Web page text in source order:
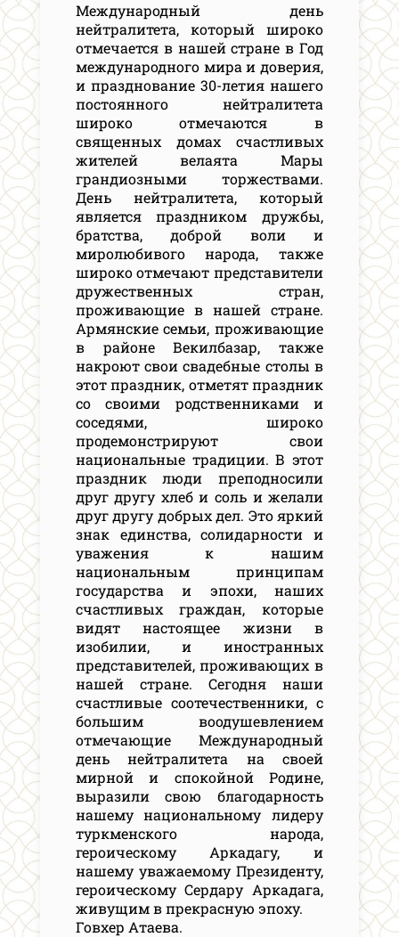
Международный день
нейтралитета, который широко
отмечается в нашей стране в Год
международного мира и доверия,
и празднование 30-летия нашего
постоянного нейтралитета
широко отмечаются в
священных домах счастливых
жителей велаята Мары
грандиозными торжествами.
День нейтралитета, который
является праздником дружбы,
братства, доброй воли и
миролюбивого народа, также
широко отмечают представители
дружественных стран,
проживающие в нашей стране.
Армянские семьи, проживающие
в районе Векилбазар, также
накроют свои свадебные столы в
этот праздник, отметят праздник
со своими родственниками и
соседями, широко
продемонстрируют свои
национальные традиции. В этот
праздник люди преподносили
друг другу хлеб и соль и желали
друг другу добрых дел. Это яркий
знак единства, солидарности и
уважения к нашим
национальным принципам
государства и эпохи, наших
счастливых граждан, которые
видят настоящее жизни в
изобилии, и иностранных
представителей, проживающих в
нашей стране. Сегодня наши
счастливые соотечественники, с
большим воодушевлением
отмечающие Международный
день нейтралитета на своей
мирной и спокойной Родине,
выразили свою благодарность
нашему национальному лидеру
туркменского народа,
героическому Аркадагу, и
нашему уважаемому Президенту,
героическому Сердару Аркадага,
живущим в прекрасную эпоху.
Говхер Атаева.